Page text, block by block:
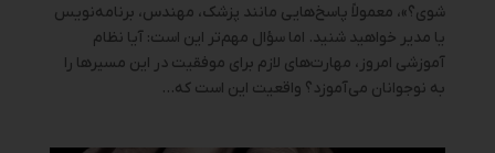
شوی؟»، معمولاً پاسخ‌هایی مانند پزشک، مهندس، برنامه‌نویس
یا مدیر خواهید شنید. اما سؤال مهم‌تر این است: آیا نظام
آموزشی امروز، مهارت‌های لازم برای موفقیت در این مسیرها را
به نوجوانان می‌آموزد؟ واقعیت این است که...